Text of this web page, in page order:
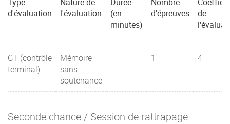
d'évaluation
l'évaluation
(en
minutes)
d'épreuves
de
CT (contrôle
terminal)
Mémoire
sans
soutenance
1 4
Seconde chance / Session de rattrapage